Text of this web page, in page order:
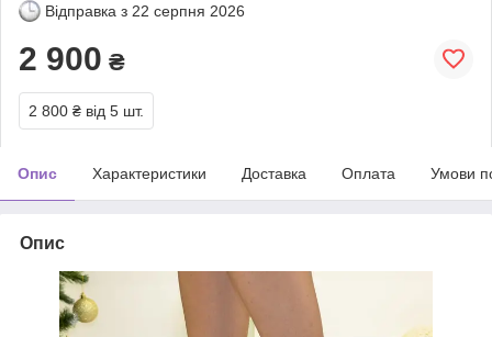
Відправка з 22 серпня 2026
2 900 ₴
2 800 ₴ від 5 шт.
Опис Характеристики Доставка Оплата Умови
Опис